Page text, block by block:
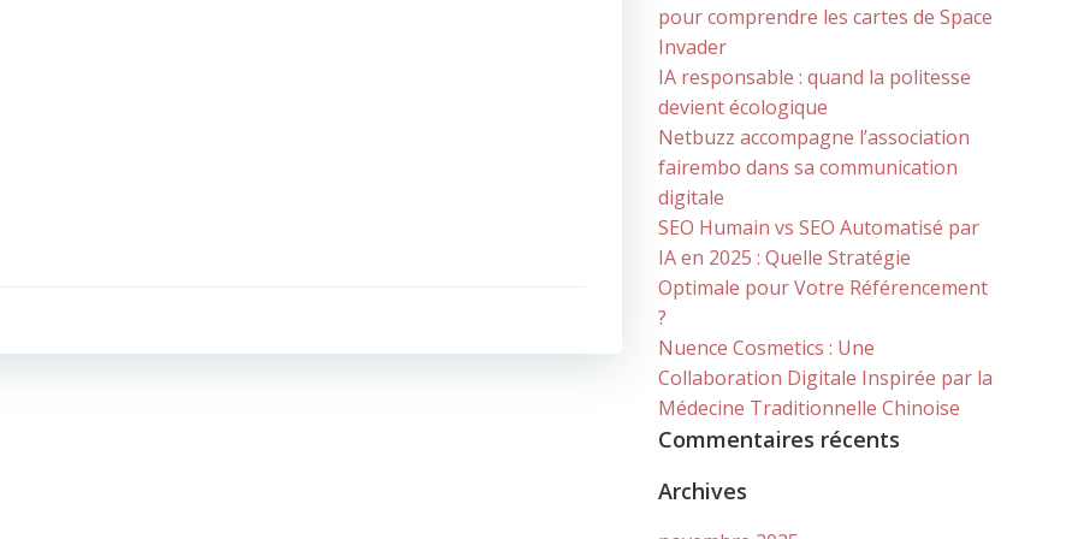
pour comprendre les cartes de Space
Invader
IA responsable : quand la politesse
devient écologique
Netbuzz accompagne l’association
fairembo dans sa communication
digitale
SEO Humain vs SEO Automatisé par
IA en 2025 : Quelle Stratégie
Optimale pour Votre Référencement
?
Nuence Cosmetics : Une
Collaboration Digitale Inspirée par la
Médecine Traditionnelle Chinoise
Commentaires récents
Archives